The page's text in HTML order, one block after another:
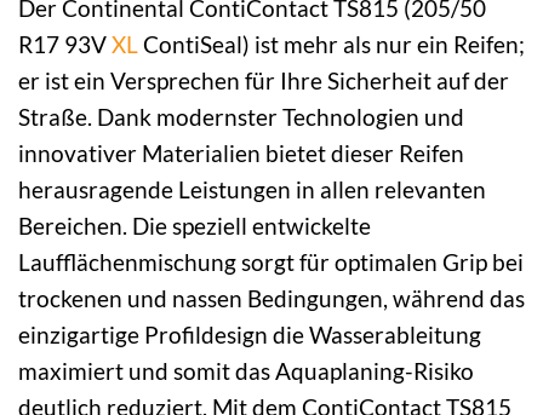
Der Continental ContiContact TS815 (205/50
R17 93VXL ContiSeal) ist mehr als nur ein Reifen;
er ist ein Versprechen für Ihre Sicherheit auf der
Straße. Dank modernster Technologien und
innovativer Materialien bietet dieser Reifen
herausragende Leistungen in allen relevanten
Bereichen. Die speziell entwickelte
Laufflächenmischung sorgt für optimalen Grip bei
trockenen und nassen Bedingungen, während das
einzigartige Profildesign die Wasserableitung
maximiert und somit das Aquaplaning-Risiko
deutlich reduziert. Mit dem ContiContact TS815